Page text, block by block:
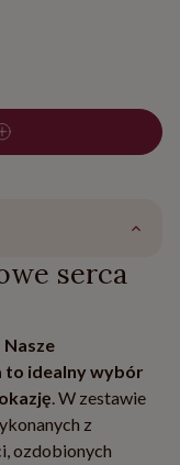
serca
Nasze
to idealny wybór
. W zestawie
z
ozdobionych